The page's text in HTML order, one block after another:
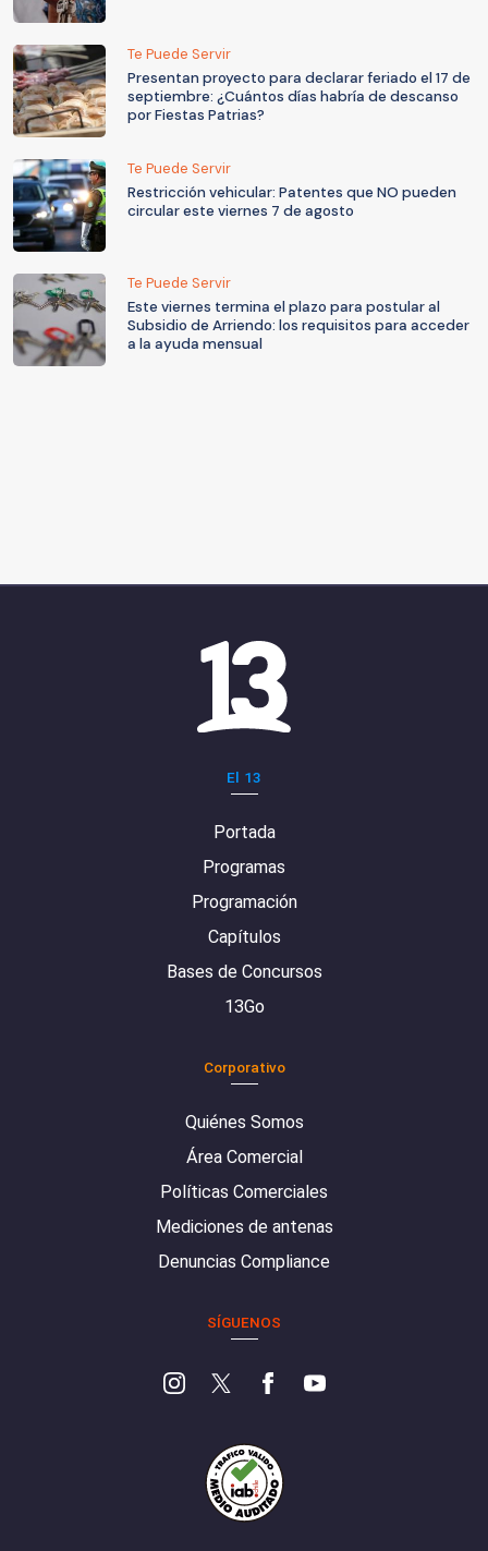
Te Puede Servir
Presentan proyecto para declarar feriado el 17 de
septiembre: ¿Cuántos días habría de descanso
por Fiestas Patrias?
Te Puede Servir
Restricción vehicular: Patentes que NO pueden
circular este viernes 7 de agosto
Te Puede Servir
Este viernes termina el plazo para postular al
Subsidio de Arriendo: los requisitos para acceder
a la ayuda mensual
El 13
Portada
Programas
Programación
Capítulos
Bases de Concursos
13Go
Corporativo
Quiénes Somos
Área Comercial
Políticas Comerciales
Mediciones de antenas
Denuncias Compliance
SÍGUENOS